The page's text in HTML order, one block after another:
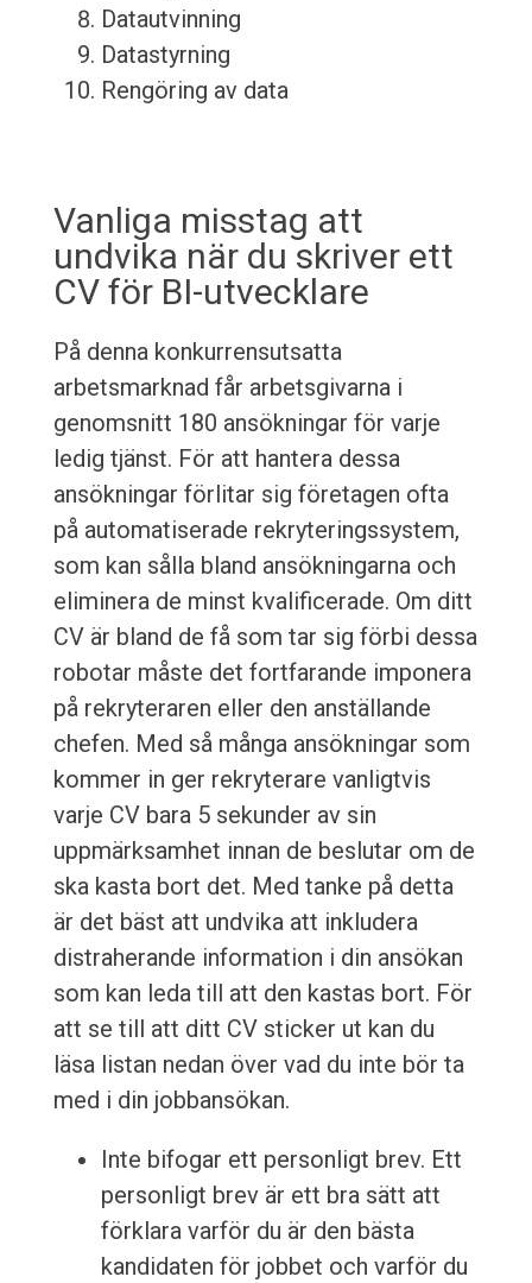
Datautvinning
Datastyrning
Rengöring av data
Vanliga misstag att
undvika när du skriver ett
CV för BI-utvecklare
På denna konkurrensutsatta
arbetsmarknad får arbetsgivarna i
genomsnitt 180 ansökningar för varje
ledig tjänst. För att hantera dessa
ansökningar förlitar sig företagen ofta
på automatiserade rekryteringssystem,
som kan sålla bland ansökningarna och
eliminera de minst kvalificerade. Om ditt
CV är bland de få som tar sig förbi dessa
robotar måste det fortfarande imponera
på rekryteraren eller den anställande
chefen. Med så många ansökningar som
kommer in ger rekryterare vanligtvis
varje CV bara 5 sekunder av sin
uppmärksamhet innan de beslutar om de
ska kasta bort det. Med tanke på detta
är det bäst att undvika att inkludera
distraherande information i din ansökan
som kan leda till att den kastas bort. För
att se till att ditt CV sticker ut kan du
läsa listan nedan över vad du inte bör ta
med i din jobbansökan.
Inte bifogar ett personligt brev. Ett
personligt brev är ett bra sätt att
förklara varför du är den bästa
kandidaten för jobbet och varför du